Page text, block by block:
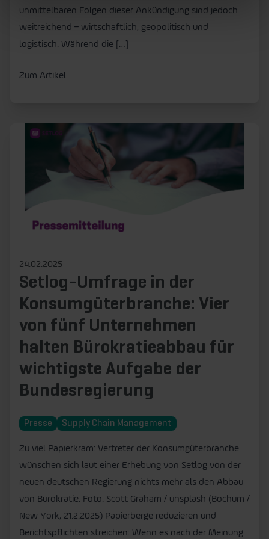
unmittelbaren Folgen dieser Ankündigung sind jedoch
weitreichend – wirtschaftlich, geopolitisch und
logistisch. Während die […]
Zum Artikel
24.02.2025
Setlog-Umfrage in der
Konsumgüterbranche: Vier
von fünf Unternehmen
halten Bürokratieabbau für
wichtigste Aufgabe der
Bundesregierung
Presse Supply Chain Management
Zu viel Papierkram: Vertreter der Konsumgüterbranche
wünschen sich laut einer Erhebung von Setlog von der
neuen deutschen Regierung nichts mehr als den Abbau
von Bürokratie. Foto: Scott Graham / unsplash (Bochum /
New York, 21.2.2025) Papierberge reduzieren und
Berichtspflichten streichen: Wenn es nach der Meinung